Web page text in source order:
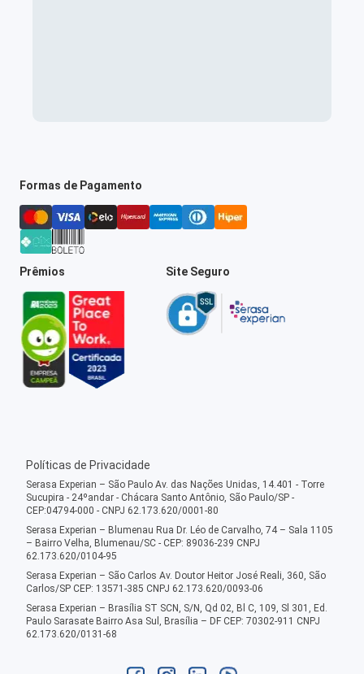
Formas de Pagamento
Prêmios Site Seguro
Políticas de Privacidade
Serasa Experian – São Paulo Av. das Nações Unidas, 14.401 - Torre
Sucupira - 24ºandar - Chácara Santo Antônio, São Paulo/SP -
CEP:04794-000 - CNPJ 62.173.620/0001-80
Serasa Experian – Blumenau Rua Dr. Léo de Carvalho, 74 – Sala 1105
– Bairro Velha, Blumenau/SC - CEP: 89036-239 CNPJ
62.173.620/0104-95
Serasa Experian – São Carlos Av. Doutor Heitor José Reali, 360, São
Carlos/SP CEP: 13571-385 CNPJ 62.173.620/0093-06
Serasa Experian – Brasília ST SCN, S/N, Qd 02, Bl C, 109, Sl 301, Ed.
Paulo Sarasate Bairro Asa Sul, Brasília – DF CEP: 70302-911 CNPJ
62.173.620/0131-68